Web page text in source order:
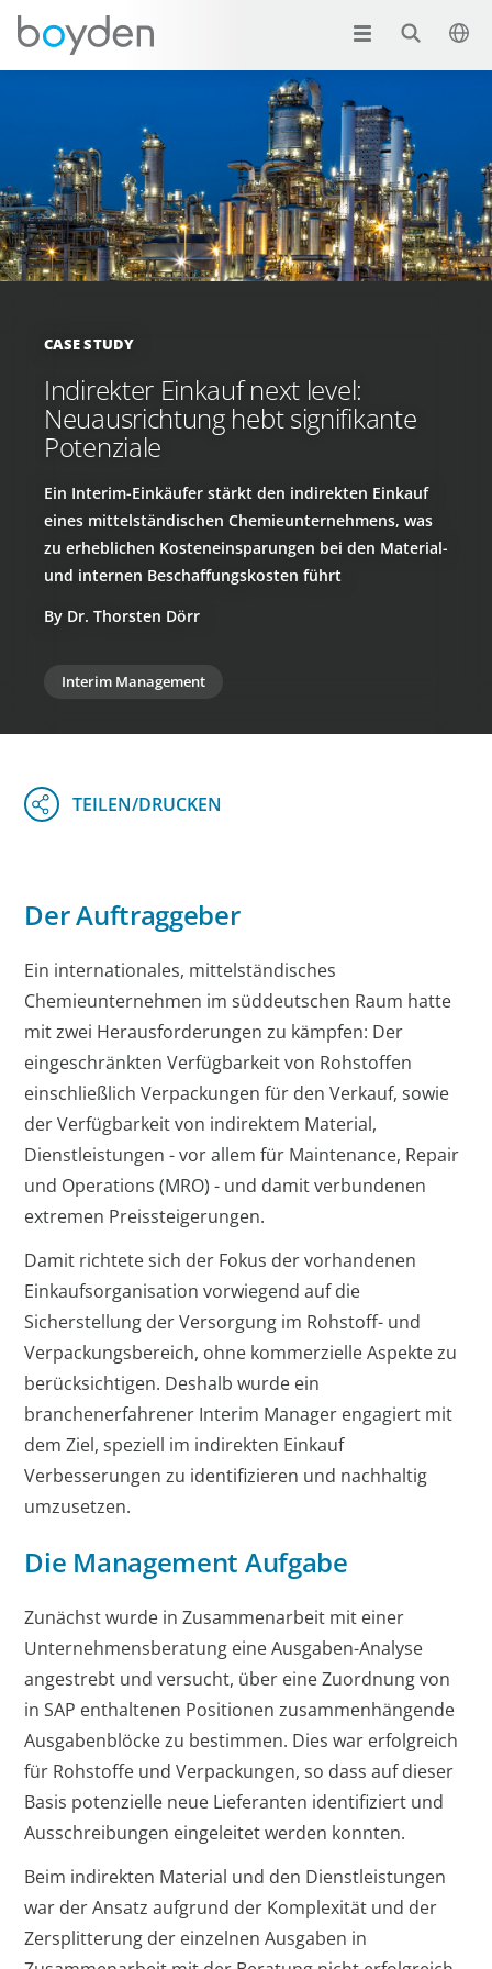
CASE STUDY
Indirekter Einkauf next level:
Neuausrichtung hebt signifikante
Potenziale
Ein Interim-Einkäufer stärkt den indirekten Einkauf
eines mittelständischen Chemieunternehmens, was
zu erheblichen Kosteneinsparungen bei den Material-
und internen Beschaffungskosten führt
By Dr. Thorsten Dörr
Interim Management
Der Auftraggeber
Ein internationales, mittelständisches
Chemieunternehmen im süddeutschen Raum hatte
mit zwei Herausforderungen zu kämpfen: Der
eingeschränkten Verfügbarkeit von Rohstoffen
einschließlich Verpackungen für den Verkauf, sowie
der Verfügbarkeit von indirektem Material,
Dienstleistungen - vor allem für Maintenance, Repair
und Operations (MRO) - und damit verbundenen
extremen Preissteigerungen.
Damit richtete sich der Fokus der vorhandenen
Einkaufsorganisation vorwiegend auf die
Sicherstellung der Versorgung im Rohstoff- und
Verpackungsbereich, ohne kommerzielle Aspekte zu
berücksichtigen. Deshalb wurde ein
branchenerfahrener Interim Manager engagiert mit
dem Ziel, speziell im indirekten Einkauf
Verbesserungen zu identifizieren und nachhaltig
umzusetzen.
Die Management Aufgabe
Zunächst wurde in Zusammenarbeit mit einer
Unternehmensberatung eine Ausgaben-Analyse
angestrebt und versucht, über eine Zuordnung von
in SAP enthaltenen Positionen zusammenhängende
Ausgabenblöcke zu bestimmen. Dies war erfolgreich
für Rohstoffe und Verpackungen, so dass auf dieser
Basis potenzielle neue Lieferanten identifiziert und
Ausschreibungen eingeleitet werden konnten.
Beim indirekten Material und den Dienstleistungen
war der Ansatz aufgrund der Komplexität und der
Zersplitterung der einzelnen Ausgaben in